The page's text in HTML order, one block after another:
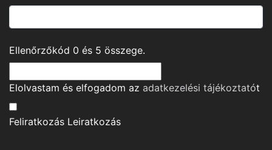
Ellenőrzőkód 0 és 5 összege.
Elolvastam és elfogadom az adatkezelési tájékoztatót
Feliratkozás Leiratkozás